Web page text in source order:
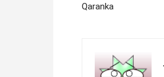
Qaranka